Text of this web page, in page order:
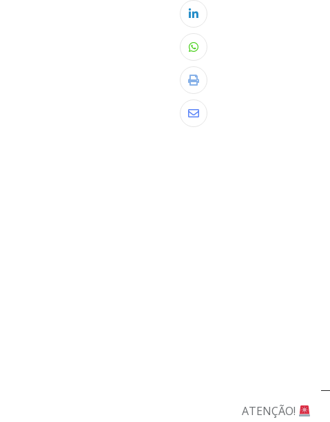
LinkedIn
Whatsapp
Print
Share
ATENÇÃO!